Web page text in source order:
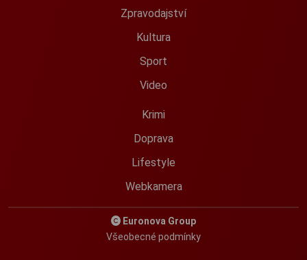
Zpravodajství
Kultura
Sport
Video
Krimi
Doprava
Lifestyle
Webkamera
Euronova Group
Všeobecné podmínky